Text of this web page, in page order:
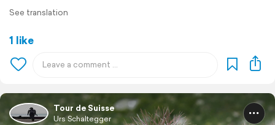
See translation
1 like
Tour de Suisse
Urs Schaltegger